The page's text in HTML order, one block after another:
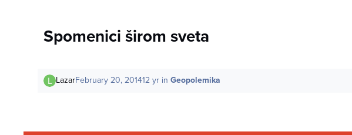
Spomenici širom sveta
LazarFebruary 20, 201412 yrin Geopolemika